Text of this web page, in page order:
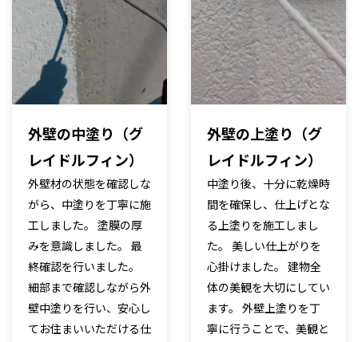
外壁の中塗り（グ
レイドルフィン）
外壁材の状態を確認しな
がら、中塗りを丁寧に施
工しました。 塗膜の厚
みを意識しました。 最
終確認を行いました。
細部まで確認しながら外
壁中塗りを行い、安心し
てお住まいいただける仕
外壁の上塗り（グ
レイドルフィン）
中塗り後、十分に乾燥時
間を確保し、仕上げとな
る上塗りを施工しまし
た。 美しい仕上がりを
心掛けました。 建物全
体の美観を大切にしてい
ます。 外壁上塗りを丁
寧に行うことで、美観と